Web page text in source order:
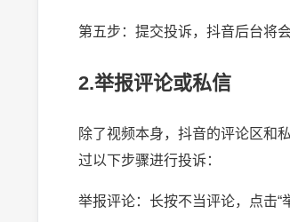
第五步：提交投诉，抖音后台将
2.举报评论或私信
除了视频本身，抖音的评论区和
过以下步骤进行投诉：
举报评论：长按不当评论，点击“